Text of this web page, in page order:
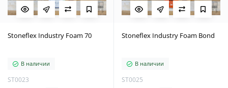
Stoneflex Industry Foam 70
В наличии
ST0023
Stoneflex Industry Foam Bond
В наличии
ST0025